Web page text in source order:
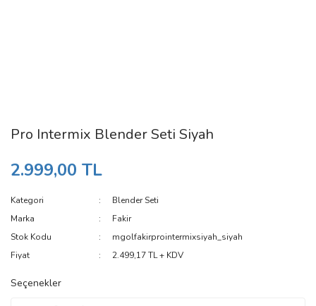
Pro Intermix Blender Seti Siyah
2.999,00 TL
Kategori
Blender Seti
Marka
Fakir
Stok Kodu
mgolfakirprointermixsiyah_siyah
Fiyat
2.499,17 TL + KDV
Seçenekler